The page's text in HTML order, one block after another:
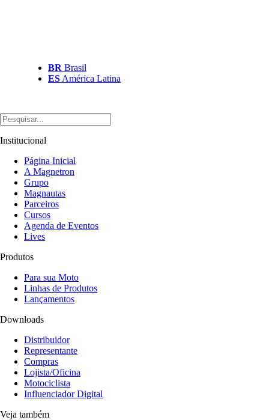
BR Brasil
ES América Latina
Institucional
Página Inicial
A Magnetron
Grupo
Magnautas
Parceiros
Cursos
Agenda de Eventos
Lives
Produtos
Para sua Moto
Linhas de Produtos
Lançamentos
Downloads
Distribuidor
Representante
Compras
Lojista/Oficina
Motociclista
Influenciador Digital
Veja também